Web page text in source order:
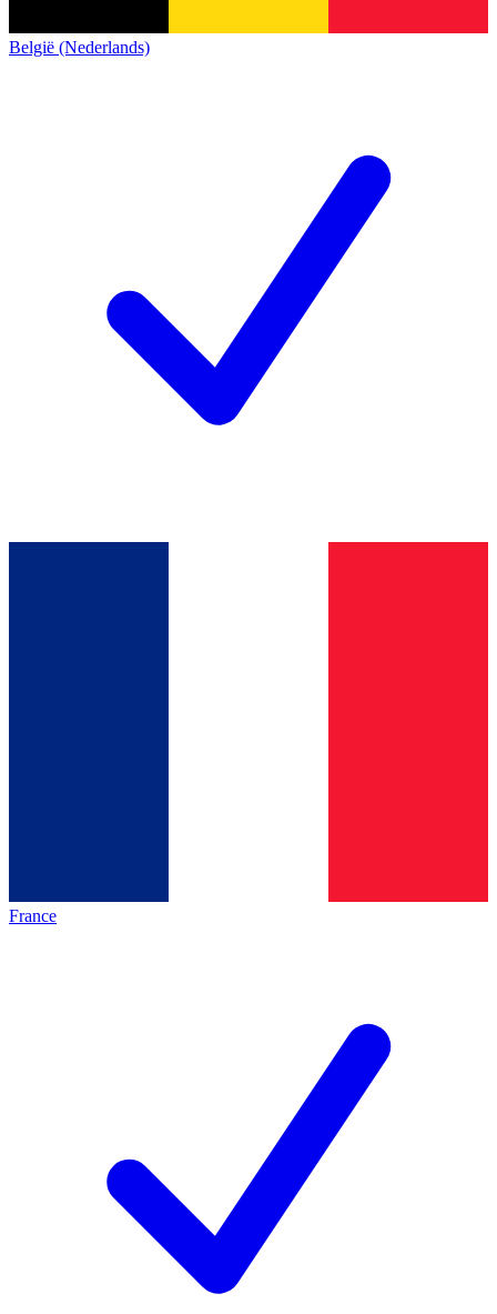
België (Nederlands)
France